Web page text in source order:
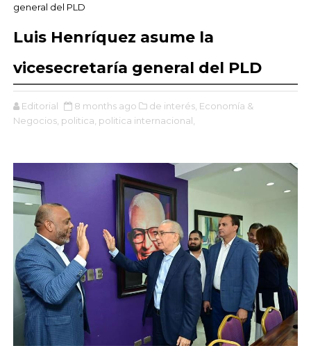
general del PLD
Luis Henríquez asume la
vicesecretaría general del PLD
Editorial 8 months ago de interés, Economía &
Negocios, politica, politica internacional,